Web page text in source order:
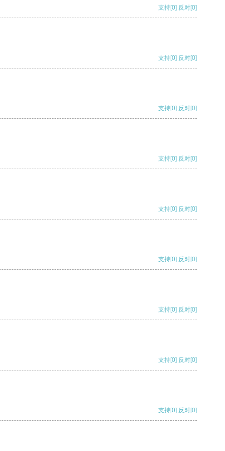
支持[0] 反对[0]
支持[0] 反对[0]
支持[0] 反对[0]
支持[0] 反对[0]
支持[0] 反对[0]
支持[0] 反对[0]
支持[0] 反对[0]
支持[0] 反对[0]
支持[0] 反对[0]